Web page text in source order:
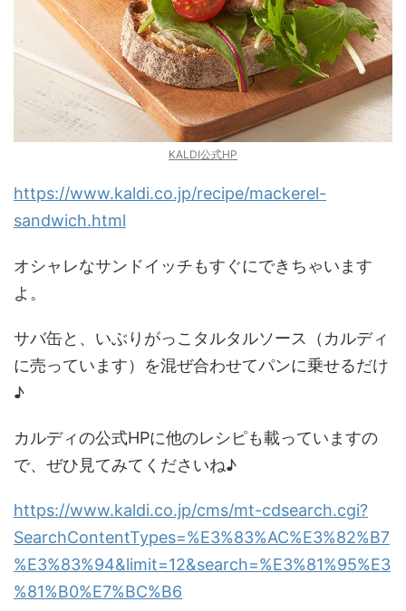
KALDI公式HP
https://www.kaldi.co.jp/recipe/mackerel-
sandwich.html
オシャレなサンドイッチもすぐにできちゃいます
よ。
サバ缶と、いぶりがっこタルタルソース（カルディ
に売っています）を混ぜ合わせてパンに乗せるだけ
♪
カルディの公式HPに他のレシピも載っていますの
で、ぜひ見てみてくださいね♪
https://www.kaldi.co.jp/cms/mt-cdsearch.cgi?
SearchContentTypes=%E3%83%AC%E3%82%B7
%E3%83%94&limit=12&search=%E3%81%95%E3
%81%B0%E7%BC%B6